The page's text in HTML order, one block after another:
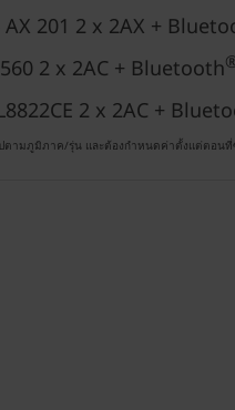
AX 201 2 x 2AX +
2 x 2AC + Bluetooth
2 x 2AC +
ตามภูมิภาค/รุ่น และต้องกำหนดค่าตั้งแต่ตอน